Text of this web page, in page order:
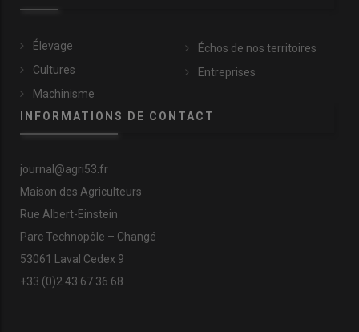
Élevage
Cultures
Machinisme
Échos de nos territoires
Entreprises
INFORMATIONS DE CONTACT
journal@agri53.fr
Maison des Agriculteurs
Rue Albert-Einstein
Parc Technopôle – Changé
53061 Laval Cedex 9
+33 (0)2 43 67 36 68